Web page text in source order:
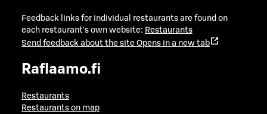
Feedback links for individual restaurants are found on
each restaurant's own website: Restaurants
Send feedback about the site Opens in a new tab
Raflaamo.fi
Restaurants
Restaurants on map